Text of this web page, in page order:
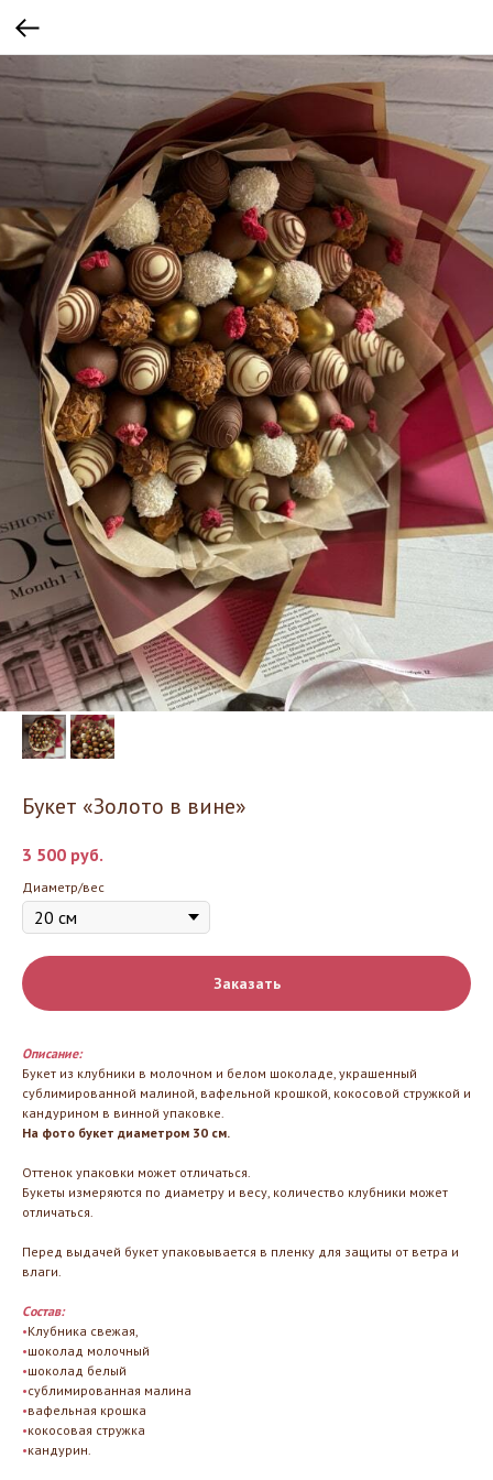
Букет «Золото в вине»
3 500 руб.
Диаметр/вес
Заказать
Описание:
Букет из клубники в молочном и белом шоколаде, украшенный
сублимированной малиной, вафельной крошкой, кокосовой стружкой и
кандурином в винной упаковке.
На фото букет диаметром 30 см.
Оттенок упаковки может отличаться.
Букеты измеряются по диаметру и весу, количество клубники может
отличаться.
Перед выдачей букет упаковывается в пленку для защиты от ветра и
влаги.
Состав:
•Клубника свежая,
•шоколад молочный
•шоколад белый
•сублимированная малина
•вафельная крошка
•кокосовая стружка
•кандурин.